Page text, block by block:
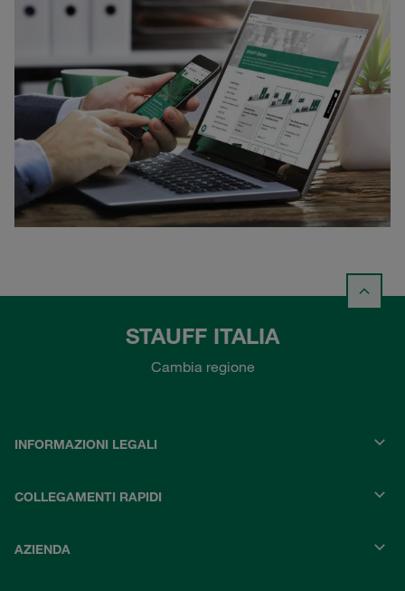
STAUFF ITALIA
Cambia regione
INFORMAZIONI LEGALI
COLLEGAMENTI RAPIDI
AZIENDA